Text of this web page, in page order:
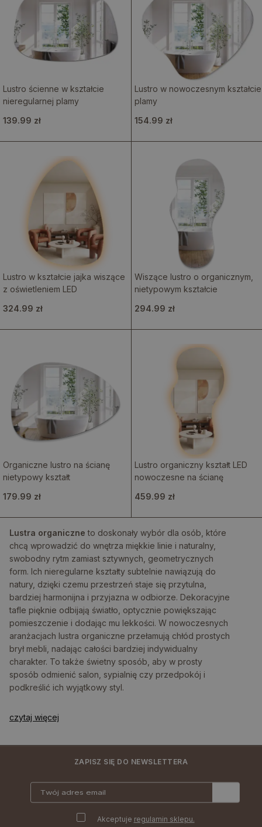
Lustro ścienne w kształcie
nieregularnej plamy
139.99 zł
Lustro w nowoczesnym kształcie
plamy
154.99 zł
Lustro w kształcie jajka wiszące
z oświetleniem LED
324.99 zł
Wiszące lustro o organicznym,
nietypowym kształcie
294.99 zł
Organiczne lustro na ścianę
nietypowy kształt
179.99 zł
Lustro organiczny kształt LED
nowoczesne na ścianę
459.99 zł
Lustra organiczne to doskonały wybór dla osób, które
chcą wprowadzić do wnętrza miękkie linie i naturalny,
swobodny rytm zamiast sztywnych, geometrycznych
form. Ich nieregularne kształty subtelnie nawiązują do
natury, dzięki czemu przestrzeń staje się przytulna,
bardziej harmonijna i przyjazna w odbiorze. Dekoracyjne
tafle pięknie odbijają światło, optycznie powiększając
pomieszczenie i dodając mu lekkości. W nowoczesnych
aranżacjach lustra organiczne przełamują chłód prostych
brył mebli, nadając całości bardziej indywidualny
charakter. To także świetny sposób, aby w prosty
sposób odmienić salon, sypialnię czy przedpokój i
podkreślić ich wyjątkowy styl.
czytaj więcej
ZAPISZ SIĘ DO NEWSLETTERA
Akceptuje regulamin sklepu.